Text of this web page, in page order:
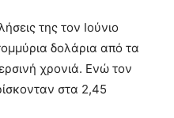
της τον Ιούνιο
δολάρια από τα
χρονιά. Ενώ τον
στα 2,45